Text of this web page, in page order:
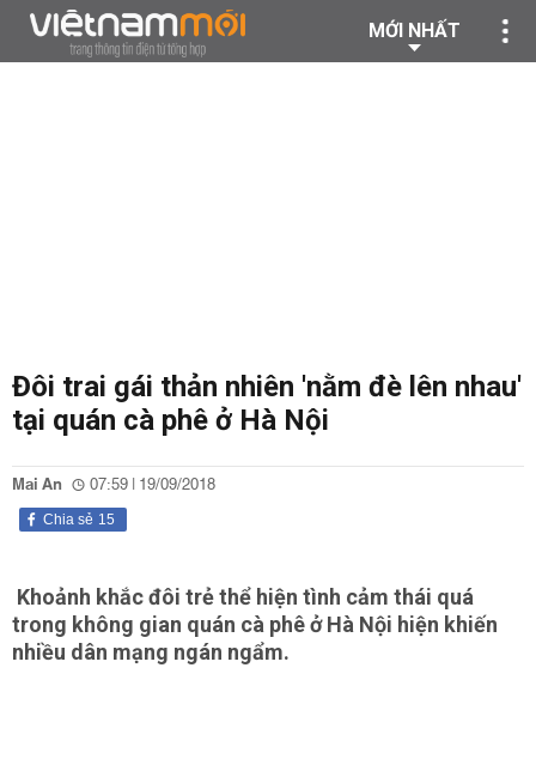
MỚI NHẤT
Đôi trai gái thản nhiên 'nằm đè lên nhau'
tại quán cà phê ở Hà Nội
Mai An 07:59 | 19/09/2018
15
Chia sẻ
Khoảnh khắc đôi trẻ thể hiện tình cảm thái quá
trong không gian quán cà phê ở Hà Nội hiện khiến
nhiều dân mạng ngán ngẩm.